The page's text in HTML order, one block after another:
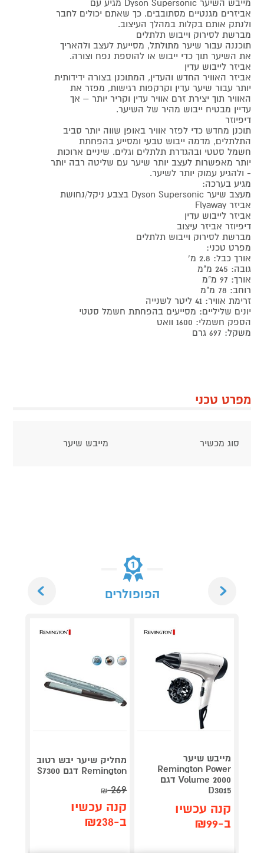
מייבש השיער Dyson Supersonic מגיע עם
אביזרים מגנטיים מסתובבים. כך שאתם יכולים לחבר
ולנתק אותם בקלות במהלך העיצוב.
מברשת לסירוק וייבוש תלתלים
תוכננה עבור שיער מתולתל, מסייעת לעצב ולהאריך
את השיער תוך כדי ייבוש או להוספת נפח וצורה.
אביזר לייבוש עדין
אביזר האוויר החדש והעדין, המתוכנן בצורה ידידותית
יותר עבור שיער עדין וקרקפות רגישות, מפזר את
האוויר תוך יצירת זרם אוויר עדין וקריר יותר – אך
עדיין מבטיח ייבוש מהיר של השיער.
דיפיוזר
תוכנן מחדש כדי לפזר אוויר באופן שווה יותר סביב
התלתלים, מדמה ייבוש טבעי ומסייע בהפחתת
חשמל סטטי ובהגדרת תלתלים וגלים. שיניים ארוכות
יותר מאפשרות לעצב יותר שיער עם שליטה רבה יותר
- ולהגיע עמוק יותר לשיער.
מגיע בערכה:
מעצב שיער Dyson Supersonic בצבע ניקל/נחושת
אביזר Flyaway
אביזר לייבוש עדין
דיפיוזר אביזר עיצוב
מברשת לסירוק וייבוש תלתלים
מפרט טכני:
אורך כבל: 2.8 מ'
גובה: 245 מ"מ
אורך: 97 מ"מ
רוחב: 78 מ"מ
זרימת אוויר: 41 ליטר לשנייה
יונים שליליים: מסייעים בהפחתת חשמל סטטי
הספק חשמלי: 1600 וואט
משקל: 697 גרם
מפרט טכני
סוג מכשיר מייבש שיער
הפופולרים
מייבש שיער
Remington Power
Volume 2000 דגם
D3015
קנה עכשיו
ב-₪99
מחליק שיער יבש רטוב
Remington דגם S7300
269
₪
קנה עכשיו
ב-₪238